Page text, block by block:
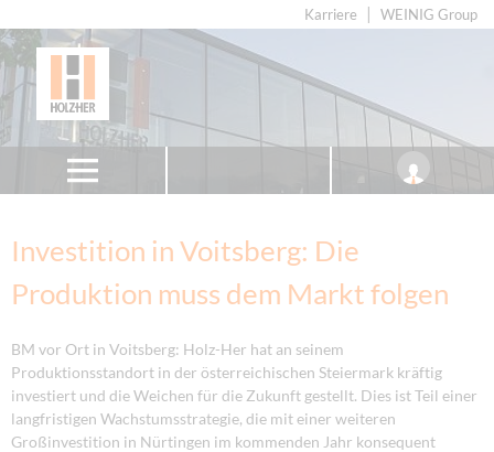
Karriere WEINIG Group
Investition in Voitsberg: Die
Produktion muss dem Markt folgen
BM vor Ort in Voitsberg: Holz-Her hat an seinem
Produktionsstandort in der österreichischen Steiermark kräftig
investiert und die Weichen für die Zukunft gestellt. Dies ist Teil einer
langfristigen Wachstumsstrategie, die mit einer weiteren
Großinvestition in Nürtingen im kommenden Jahr konsequent